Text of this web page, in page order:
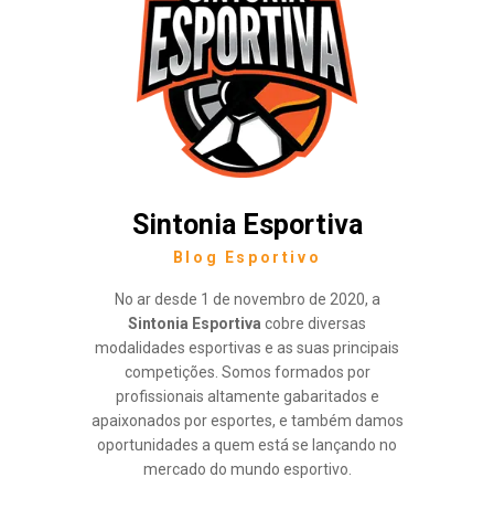
Sintonia Esportiva
Blog Esportivo
No ar desde 1 de novembro de 2020, a
Sintonia Esportiva cobre diversas
modalidades esportivas e as suas principais
competições. Somos formados por
profissionais altamente gabaritados e
apaixonados por esportes, e também damos
oportunidades a quem está se lançando no
mercado do mundo esportivo.